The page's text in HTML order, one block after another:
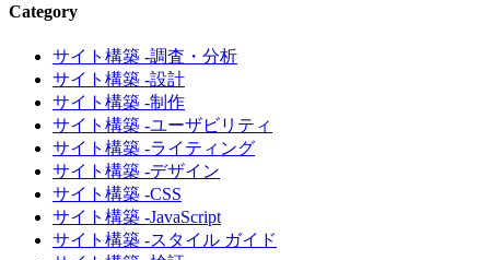
Category
サイト構築 -調査・分析
サイト構築 -設計
サイト構築 -制作
サイト構築 -ユーザビリティ
サイト構築 -ライティング
サイト構築 -デザイン
サイト構築 -CSS
サイト構築 -JavaScript
サイト構築 -スタイル ガイド